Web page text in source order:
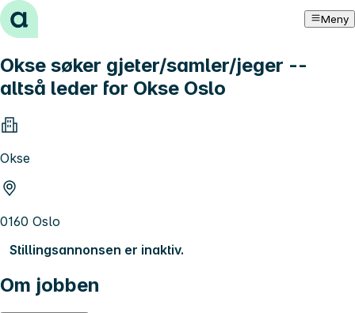
Hopp til innhold Meny
Okse søker gjeter/samler/jeger --
altså leder for Okse Oslo
Okse
0160 Oslo
Stillingsannonsen er inaktiv.
Om jobben